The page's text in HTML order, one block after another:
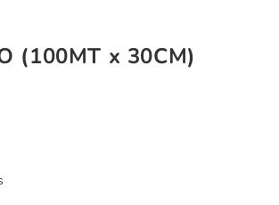
(100MT x 30CM)